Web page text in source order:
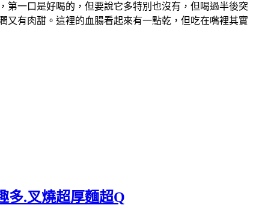
第一口是好喝的，但要說它多特別也沒有，但喝過半後突
又有肉甜。這裡的血腸看起來有一點乾，但吃在嘴裡其實
多.叉燒超厚麵超Q